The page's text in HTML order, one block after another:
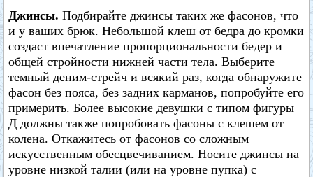
Джинсы. Подбирайте джинсы таких же фасонов, что
и у ваших брюк. Небольшой клеш от бедра до кромки
создаст впечатление пропорциональности бедер и
общей стройности нижней части тела. Выберите
темный деним-стрейч и всякий раз, когда обнаружите
фасон без пояса, без задних карманов, попробуйте его
примерить. Более высокие девушки с типом фигуры
Д должны также попробовать фасоны с клешем от
колена. Откажитесь от фасонов со сложным
искусственным обесцвечиванием. Носите джинсы на
уровне низкой талии (или на уровне пупка) с